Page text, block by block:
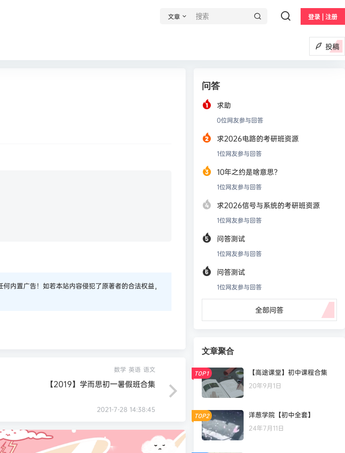
文章 登录 | 注册
投稿
内置广告！如若本站内容侵犯了原著者的合法权益，
数学 英语 语文
【2019】学而思初一暑假班合集
2021-7-28 14:38:45
问答
求助
0位网友参与回答
求2026电路的考研班资源
1位网友参与回答
10年之约是啥意思？
1位网友参与回答
求2026信号与系统的考研班资源
1位网友参与回答
问答测试
1位网友参与回答
问答测试
1位网友参与回答
全部问答
文章聚合
TOP1 【高途课堂】初中课程合集
20年9月1日
TOP2 洋葱学院【初中全套】
24年7月11日